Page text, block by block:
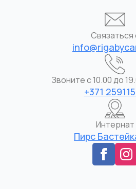
Связаться
Звоните с 10.00 до
+371
Интернат
Пирс